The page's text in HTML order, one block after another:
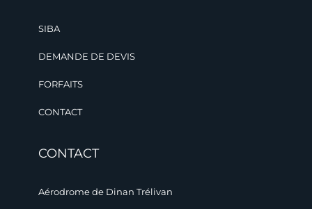
SIBA
DEMANDE DE DEVIS
FORFAITS
CONTACT
CONTACT
Aérodrome de Dinan Trélivan